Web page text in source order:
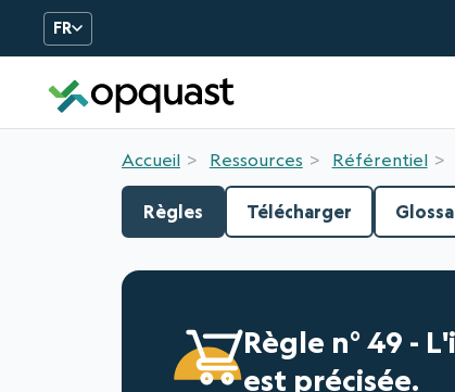
FR
Accueil Ressources Référentiel
Règles Télécharger
Règle n° 49 -
est précisée.